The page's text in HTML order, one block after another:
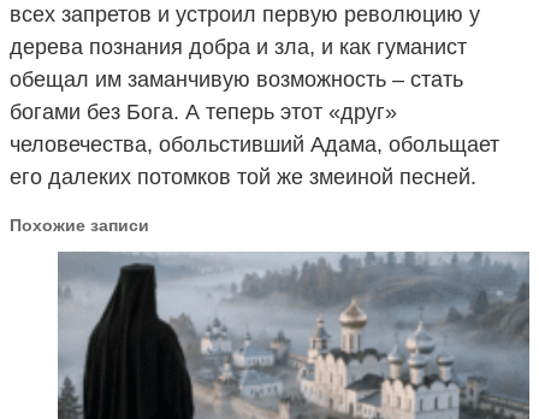
всех запретов и устроил первую революцию у
дерева познания добра и зла, и как гуманист
обещал им заманчивую возможность – стать
богами без Бога. А теперь этот «друг»
человечества, обольстивший Адама, обольщает
его далеких потомков той же змеиной песней.
Похожие записи